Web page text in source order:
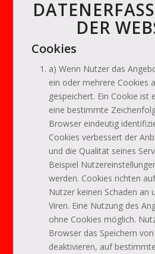
DER
Cookies
a) Wenn Nutzer das
ein oder mehrere Cookies
gespeichert. Ein Cookie ist
eine bestimmte
Browser eindeutig
Cookies verbessert der
und die Qualität seines
Beispiel
werden. Cookies richten
Nutzer keinen Schaden an
Viren. Eine Nutzung des
ohne Cookies möglich.
Browser das Speichern
deaktivieren, auf